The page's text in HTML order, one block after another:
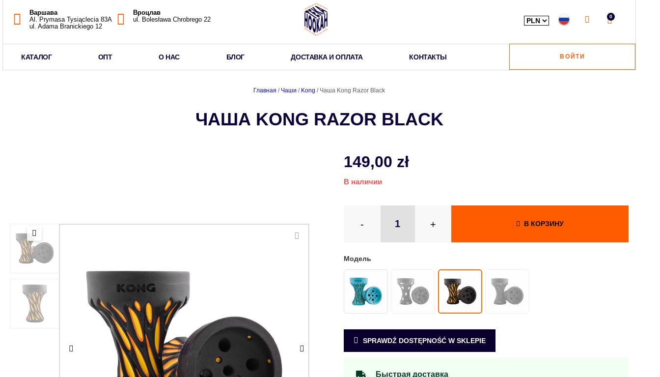
Варшава
Al. Prymasa Tysiąclecia 83A
ul. Adama Branickiego 12
Вроцлав
ul. Bolesława Chrobrego 22
0
КАТАЛОГ ОПТ О НАС БЛОГ ДОСТАВКА И ОПЛАТА КОНТАКТЫ ВОЙТИ
Главная / Чаши / Kong / Чаша Kong Razor Black
ЧАША KONG RAZOR BLACK
149,00 zł
В наличии
- + В КОРЗИНУ
SPRAWDŹ DOSTĘPNOŚĆ W SKLEPIE
Быстрая доставка